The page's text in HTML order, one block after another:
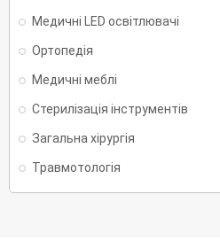
Медичні LED освітлювачі
Ортопедія
Медичні меблі
Стерилізація інструментів
Загальна хірургія
Травмотологія